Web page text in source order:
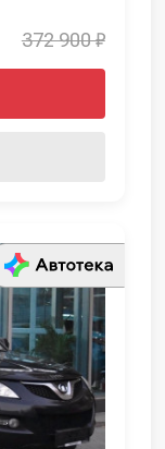
372 900 ₽